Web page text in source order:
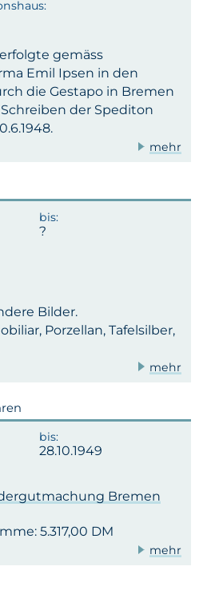
gemäss
Emil Ipsen in den
die Gestapo in Bremen
der Spediton
mehr
Bilder.
Porzellan, Tafelsilber,
mehr
28.10.1949
Bremen
5.317,00 DM
mehr